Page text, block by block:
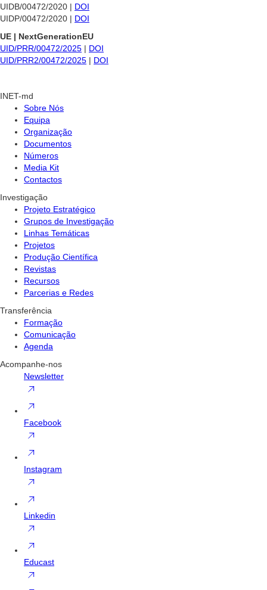
UIDB/00472/2020 | DOI
UIDP/00472/2020 | DOI
UE | NextGenerationEU
UID/PRR/00472/2025 | DOI
UID/PRR2/00472/2025 | DOI
INET-md
Sobre Nós
Equipa
Organização
Documentos
Números
Media Kit
Contactos
Investigação
Projeto Estratégico
Grupos de Investigação
Linhas Temáticas
Projetos
Produção Científica
Revistas
Recursos
Parcerias e Redes
Transferência
Formação
Comunicação
Agenda
Acompanhe-nos
Newsletter
Facebook
Instagram
Linkedin
Educast